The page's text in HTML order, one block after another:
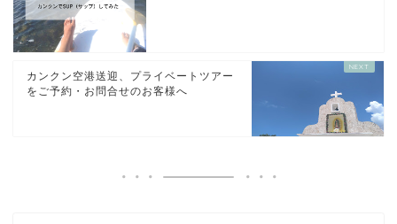
カンクン空港送迎、プライベートツアー
をご予約・お問合せのお客様へ